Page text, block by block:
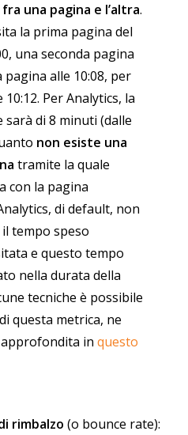
una pagina e l’altra.
la prima pagina del
una seconda pagina
pagina alle 10:08, per
Per Analytics, la
sarà di 8 minuti (dalle
non esiste una
tramite la quale
con la pagina
di default, non
tempo speso
e questo tempo
nella durata della
tecniche è possibile
questa metrica, ne
in questo
rimbalzo (o bounce rate):